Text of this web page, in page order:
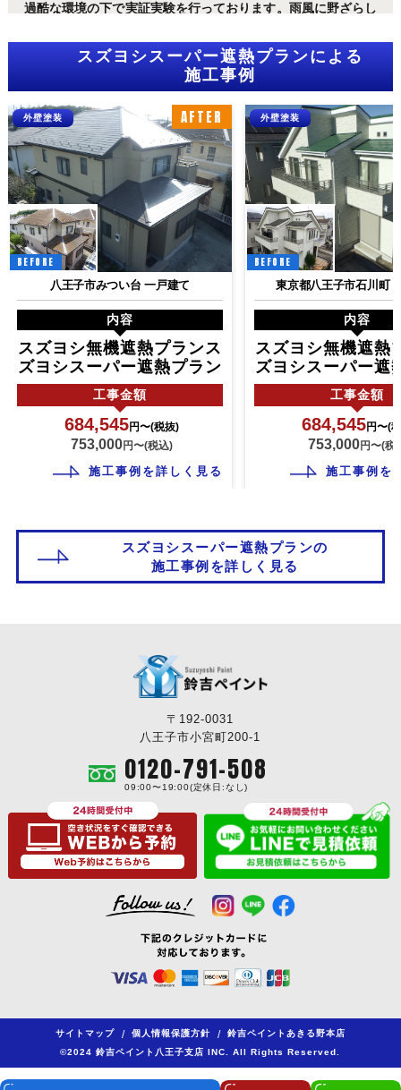
過酷な環境の下で実証実験を行っております。雨風に野ざらし
速乾性
スズヨシスーパーシリーズは2コート仕様も可能。4・3コート
に対して劣りますが、工期短縮を実現し、コスト面でも経済的
な仕様になります。
油性塗料は含まれるシンナーが蒸発するので臭いが発生するの
に対し、水性塗料は水分が蒸発するだけなので臭いが発生しま
おすすめ度
スズヨシスーパーシリーズは大切なお住いをより美しく長く保
つ、イチオシ塗料。高耐久は生涯のお財布にも優しく、資産価
値としても威力を発揮してくれる。
スズヨシスーパー遮熱プランによる
施工事例
AFTER
BEFORE
外壁塗装
八王子市みつい台 一戸建て
内容
スズヨシ無機遮熱プランス
ズヨシスーパー遮熱プラン
工事金額
684,545円〜(税抜)
753,000円〜(税込)
施工事例を詳しく見る
BEFORE
外壁塗装
東京都八王子市石川町
内容
スズヨシ無機遮熱
ズヨシスーパー遮
工事金額
684,545円〜(
753,000円〜(税
施工事例を
スズヨシスーパー遮熱プランの
施工事例を詳しく見る
〒192-0031
八王子市小宮町200-1
0120-791-508
09:00〜19:00(定休日:なし)
サイトマップ / 個人情報保護方針 /
鈴吉ペイントあきる野本店
©2024 鈴吉ペイント八王子支店 INC. All Rights Reserved.